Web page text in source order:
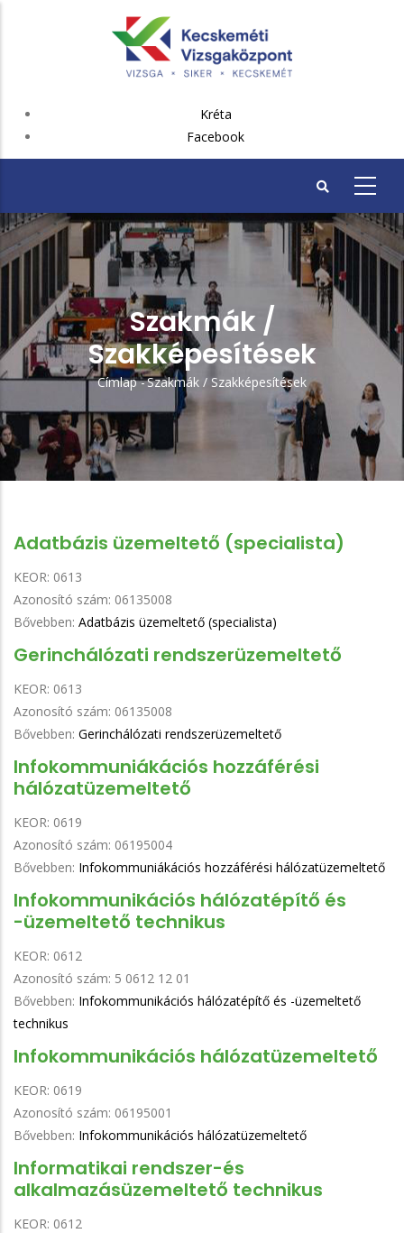
FEJLÉC
Kréta
Facebook
Szakmák /
Szakképesítések
Morzsa
Címlap -Szakmák / Szakképesítések
Adatbázis üzemeltető (specialista)
KEOR: 0613
Azonosító szám: 06135008
Bővebben: Adatbázis üzemeltető (specialista)
Gerinchálózati rendszerüzemeltető
KEOR: 0613
Azonosító szám: 06135008
Bővebben: Gerinchálózati rendszerüzemeltető
Infokommuniákációs hozzáférési
hálózatüzemeltető
KEOR: 0619
Azonosító szám: 06195004
Bővebben: Infokommuniákációs hozzáférési hálózatüzemeltető
Infokommunikációs hálózatépítő és
-üzemeltető technikus
KEOR: 0612
Azonosító szám: 5 0612 12 01
Bővebben: Infokommunikációs hálózatépítő és -üzemeltető
technikus
Infokommunikációs hálózatüzemeltető
KEOR: 0619
Azonosító szám: 06195001
Bővebben: Infokommunikációs hálózatüzemeltető
Informatikai rendszer-és
alkalmazásüzemeltető technikus
KEOR: 0612